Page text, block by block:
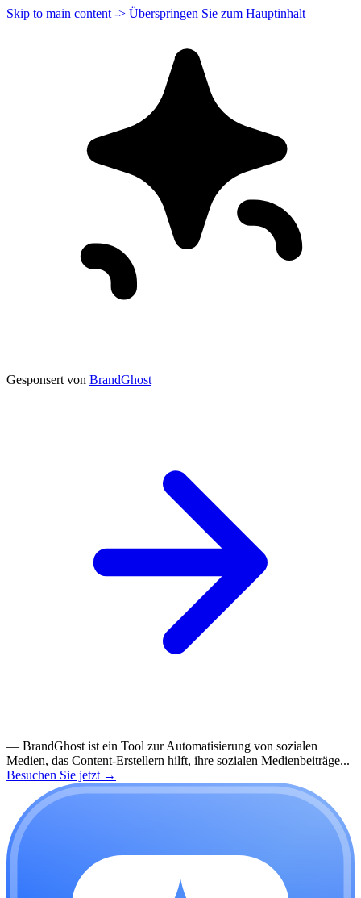
Skip to main content -> Überspringen Sie zum Hauptinhalt
Gesponsert von BrandGhost
— BrandGhost ist ein Tool zur Automatisierung von sozialen
Medien, das Content-Erstellern hilft, ihre sozialen Medienbeiträge...
Besuchen Sie jetzt →